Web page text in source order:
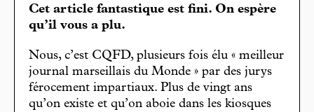
Cet article fantastique est fini. On espère
qu’il vous a plu.
Nous, c’est CQFD, plusieurs fois élu « meilleur
journal marseillais du Monde » par des jurys
férocement impartiaux. Plus de vingt ans
qu’on existe et qu’on aboie dans les kiosques